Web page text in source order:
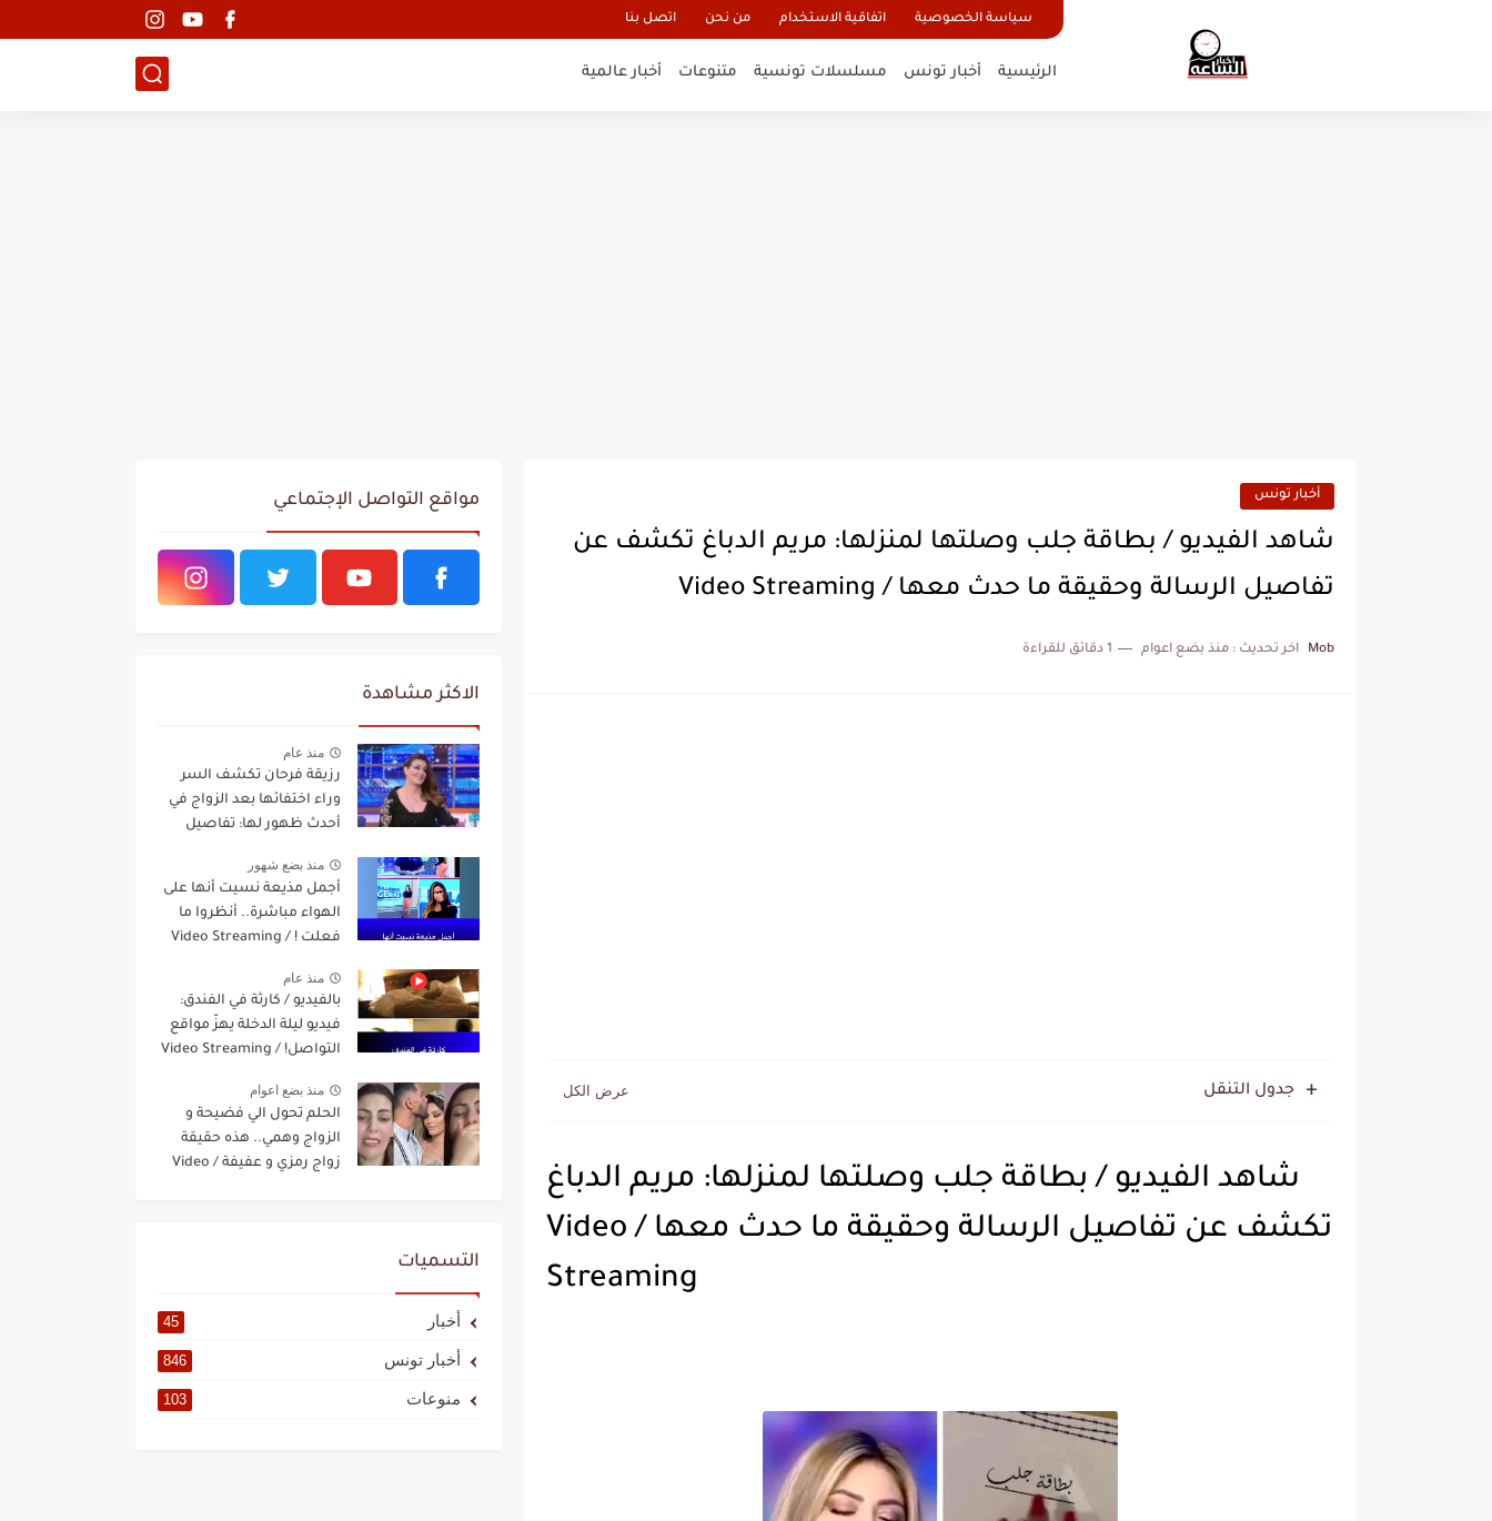
سياسة الخصوصية اتفاقية الاستخدام من نحن اتصل بنا
الرئيسية أخبار تونس مسلسلات تونسية متنوعات أخبار عالمية
أخبار تونس
شاهد الفيديو / بطاقة جلب وصلتها لمنزلها: مريم الدباغ تكشف عن
تفاصيل الرسالة وحقيقة ما حدث معها / Video Streaming
Mob اخر تحديث : منذ بضع اعوام 1 دقائق للقراءة
جدول التنقل
شاهد الفيديو / بطاقة جلب وصلتها لمنزلها: مريم الدباغ
تكشف عن تفاصيل الرسالة وحقيقة ما حدث معها / Video
Streaming
مواقع التواصل الإجتماعي
الاكثر مشاهدة
منذ عام
رزيقة فرحان تكشف السر
وراء اختفائها بعد الزواج في
أحدث ظهور لها: تفاصيل
منذ بضع شهور
أجمل مذيعة نسيت أنها على
الهواء مباشرة.. أنظروا ما
فعلت ! / Video Streaming
منذ عام
بالفيديو / كارثة في الفندق:
فيديو ليلة الدخلة يهزّ مواقع
التواصل! / Video Streaming
منذ بضع اعوام
الحلم تحول الي فضيحة و
الزواج وهمي.. هذه حقيقة
زواج رمزي و عفيفة / Video
التسميات
أخبار 45
أخبار تونس 846
منوعات 103